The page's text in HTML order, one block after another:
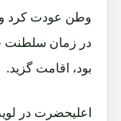
وطن عودت کرد
در زمان سلطنت
بود، اقامت گزید.